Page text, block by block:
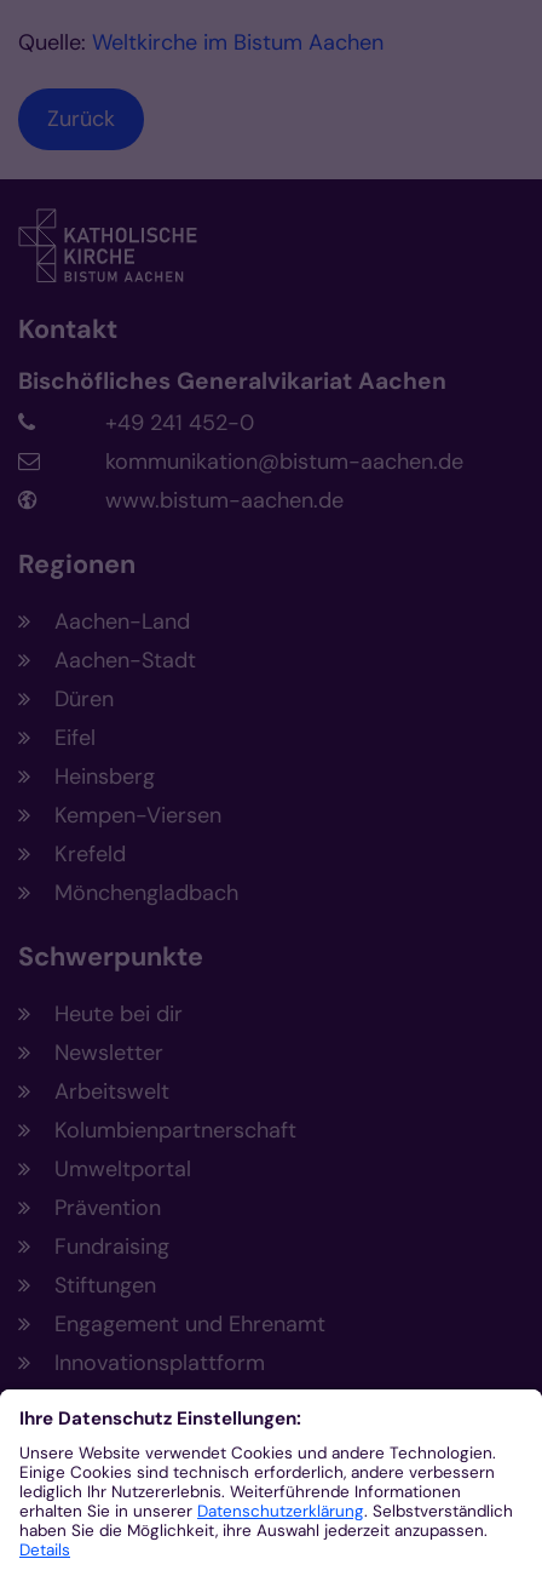
Quelle: Weltkirche im Bistum Aachen
Zurück
Kontakt
Bischöfliches Generalvikariat Aachen
+49 241 452-0
kommunikation@bistum-aachen.de
www.bistum-aachen.de
Regionen
Aachen-Land
Aachen-Stadt
Düren
Eifel
Heinsberg
Kempen-Viersen
Krefeld
Mönchengladbach
Schwerpunkte
Heute bei dir
Newsletter
Arbeitswelt
Kolumbienpartnerschaft
Umweltportal
Prävention
Fundraising
Stiftungen
Engagement und Ehrenamt
Innovationsplattform
Aus der Plattform
Nachrichten
Veranstaltungen
Gottesdienste